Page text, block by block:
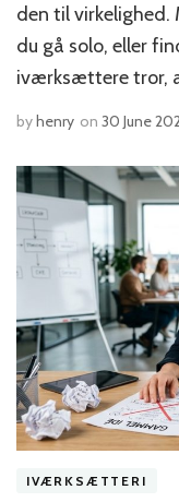
den til virkelighed.
du gå solo, eller
iværksættere tror,
byhenry on 30 June
IVÆRKSÆTTERI